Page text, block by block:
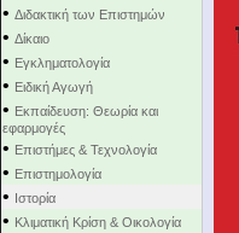
• Διδακτική των Επιστημών
• Δίκαιο
• Εγκληματολογία
• Ειδική Αγωγή
• Εκπαίδευση: Θεωρία και
εφαρμογές
• Επιστήμες & Τεχνολογία
• Επιστημολογία
• Ιστορία
• Κλιματική Κρίση & Οικολογία